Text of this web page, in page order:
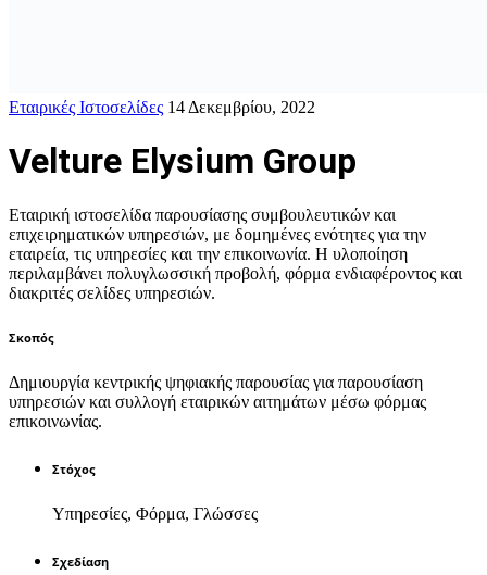
Εταιρικές Ιστοσελίδες 14 Δεκεμβρίου, 2022
Velture Elysium Group
Εταιρική ιστοσελίδα παρουσίασης συμβουλευτικών και
επιχειρηματικών υπηρεσιών, με δομημένες ενότητες για την
εταιρεία, τις υπηρεσίες και την επικοινωνία. Η υλοποίηση
περιλαμβάνει πολυγλωσσική προβολή, φόρμα ενδιαφέροντος και
διακριτές σελίδες υπηρεσιών.
Σκοπός
Δημιουργία κεντρικής ψηφιακής παρουσίας για παρουσίαση
υπηρεσιών και συλλογή εταιρικών αιτημάτων μέσω φόρμας
επικοινωνίας.
Στόχος
Υπηρεσίες, Φόρμα, Γλώσσες
Σχεδίαση